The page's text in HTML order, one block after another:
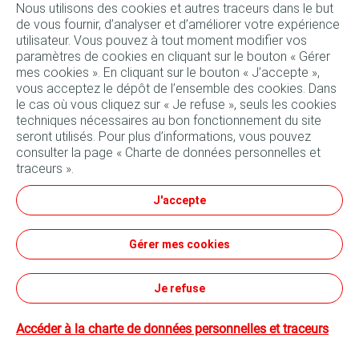
Suivez-nous
Conditions générales d'utilisation
Données personnelles et cookies
Conditions générales de vente
©TotalEnergies - 2023
Nous utilisons des cookies et autres traceurs dans le but
de vous fournir, d’analyser et d’améliorer votre expérience
utilisateur. Vous pouvez à tout moment modifier vos
paramètres de cookies en cliquant sur le bouton « Gérer
mes cookies ». En cliquant sur le bouton « J’accepte »,
vous acceptez le dépôt de l’ensemble des cookies. Dans
le cas où vous cliquez sur « Je refuse », seuls les cookies
techniques nécessaires au bon fonctionnement du site
seront utilisés. Pour plus d’informations, vous pouvez
consulter la page « Charte de données personnelles et
traceurs ».
J'accepte
Gérer mes cookies
Je refuse
Accéder à la charte de données personnelles et traceurs